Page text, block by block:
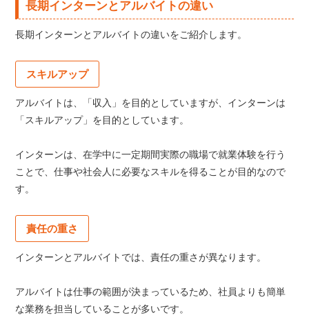
長期インターンとアルバイトの違い
長期インターンとアルバイトの違いをご紹介します。
スキルアップ
アルバイトは、「収入」を目的としていますが、インターンは
「スキルアップ」を目的としています。
インターンは、在学中に一定期間実際の職場で就業体験を行う
ことで、仕事や社会人に必要なスキルを得ることが目的なので
す。
責任の重さ
インターンとアルバイトでは、責任の重さが異なります。
アルバイトは仕事の範囲が決まっているため、社員よりも簡単
な業務を担当していることが多いです。